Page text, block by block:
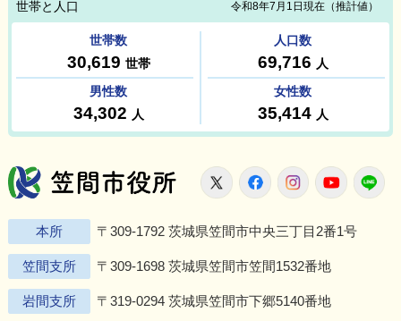
笠間市役所
X FacebookInstagram
本所 〒309-1792 茨城県笠間市中央三丁目2番1号
笠間支所 〒309-1698 茨城県笠間市笠間1532番地
岩間支所 〒319-0294 茨城県笠間市下郷5140番地